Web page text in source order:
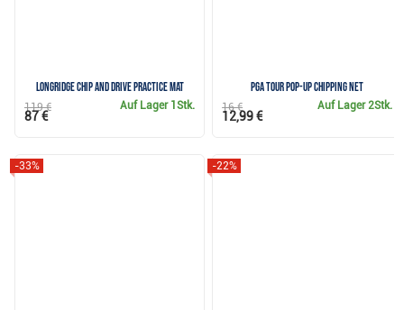
Longridge Chip and Drive Practice Mat
Auf Lager 1Stk.
119 €
87 €
PGA TOUR Pop-Up Chipping Net
Auf Lager2Stk.
16 €
12,99 €
-33% -22%